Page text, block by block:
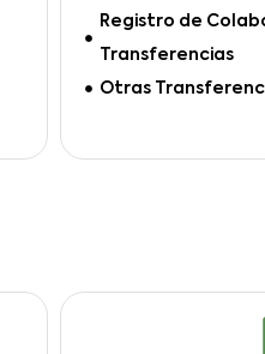
Registro de
Transferencias
Otras